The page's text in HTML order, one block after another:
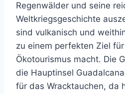
Regenwälder und seine
Weltkriegsgeschichte
sind vulkanisch und
zu einem perfekten Ziel
Ökotourismus macht. Die
die Hauptinsel
für das Wracktauchen, da